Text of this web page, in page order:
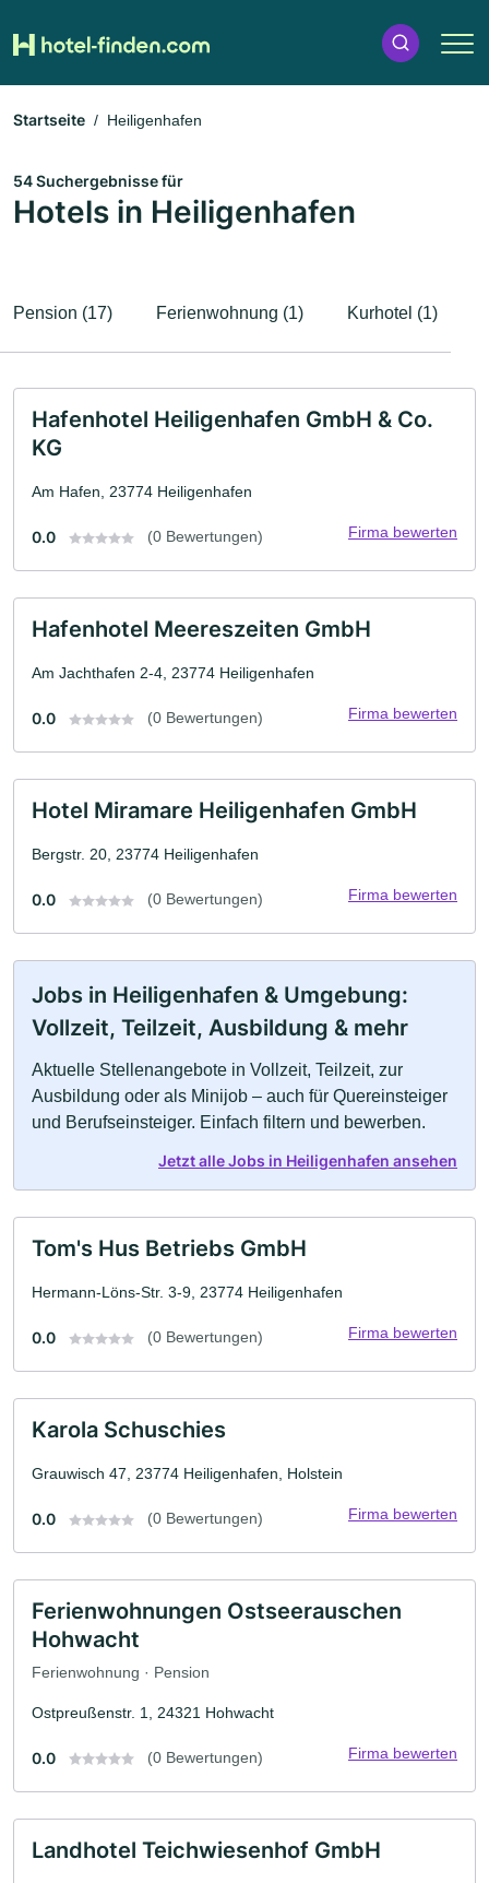
Startseite Heiligenhafen
54 Suchergebnisse für
Hotels in Heiligenhafen
Pension (17) Ferienwohnung (1) Kurhotel (1)
Hafenhotel Heiligenhafen GmbH & Co.
KG
Am Hafen, 23774 Heiligenhafen
0.0 (0 Bewertungen) Firma bewerten
Hafenhotel Meereszeiten GmbH
Am Jachthafen 2-4, 23774 Heiligenhafen
0.0 (0 Bewertungen) Firma bewerten
Hotel Miramare Heiligenhafen GmbH
Bergstr. 20, 23774 Heiligenhafen
0.0 (0 Bewertungen) Firma bewerten
Jobs in Heiligenhafen & Umgebung:
Vollzeit, Teilzeit, Ausbildung & mehr
Aktuelle Stellenangebote in Vollzeit, Teilzeit, zur
Ausbildung oder als Minijob – auch für Quereinsteiger
und Berufseinsteiger. Einfach filtern und bewerben.
Jetzt alle Jobs in Heiligenhafen ansehen
Tom's Hus Betriebs GmbH
Hermann-Löns-Str. 3-9, 23774 Heiligenhafen
0.0 (0 Bewertungen) Firma bewerten
Karola Schuschies
Grauwisch 47, 23774 Heiligenhafen, Holstein
0.0 (0 Bewertungen) Firma bewerten
Ferienwohnungen Ostseerauschen
Hohwacht
Ferienwohnung · Pension
Ostpreußenstr. 1, 24321 Hohwacht
0.0 (0 Bewertungen) Firma bewerten
Landhotel Teichwiesenhof GmbH